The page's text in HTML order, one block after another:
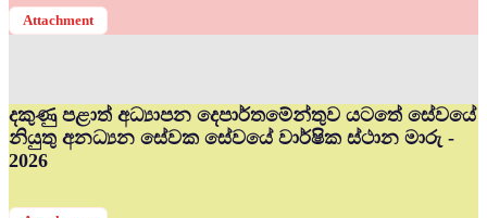
Attachment
දකුණු පළාත් අධ්‍යාපන දෙපාර්තමේන්තුව යටතේ සේවයේ
නියුතු අනධ්‍යන සේවක සේවයේ වාර්ෂික ස්ථාන මාරු -
2026